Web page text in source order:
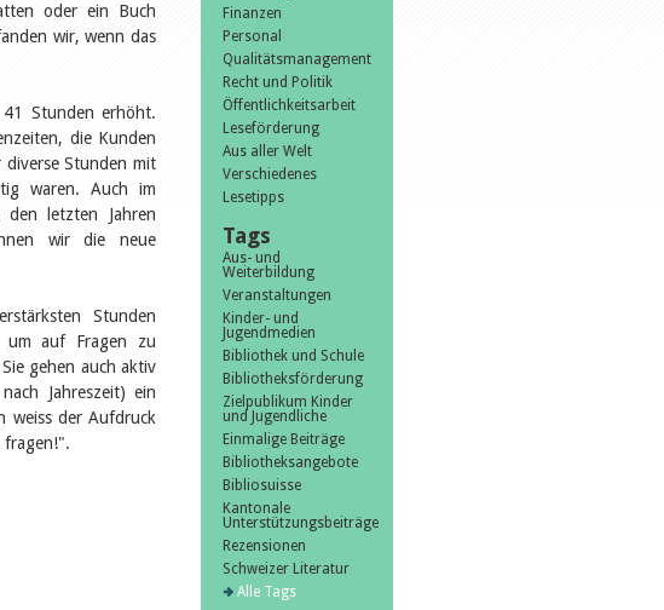
oder ein Buch
wir, wenn das
Stunden erhöht.
die Kunden
diverse Stunden mit
waren. Auch im
den letzten Jahren
wir die neue
Stunden
um auf Fragen zu
gehen auch aktiv
Jahreszeit) ein
weiss der Aufdruck
fragen!".
Finanzen
Personal
Qualitätsmanagement
Recht und Politik
Öffentlichkeitsarbeit
Leseförderung
Aus aller Welt
Verschiedenes
Lesetipps
Tags
Aus- und
Weiterbildung
Veranstaltungen
Kinder- und
Jugendmedien
Bibliothek und Schule
Bibliotheksförderung
Zielpublikum Kinder
und Jugendliche
Einmalige Beiträge
Bibliotheksangebote
Bibliosuisse
Kantonale
Unterstützungsbeiträge
Rezensionen
Schweizer Literatur
Alle Tags